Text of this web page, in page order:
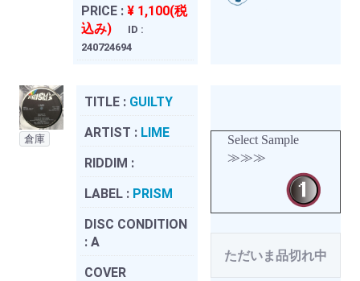
PRICE : ¥ 1,100(税
込み)
ID :
240724694
倉庫
TITLE : GUILTY
ARTIST : LIME
RIDDIM :
LABEL : PRISM
DISC CONDITION
: A
COVER
Select Sample
≫≫≫
ただいま品切れ中